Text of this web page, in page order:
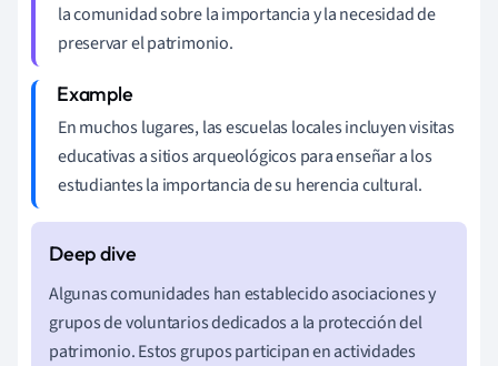
la comunidad sobre la importancia y la necesidad de
preservar el patrimonio.
En muchos lugares, las escuelas locales incluyen visitas
educativas a sitios arqueológicos para enseñar a los
estudiantes la importancia de su herencia cultural.
Algunas comunidades han establecido asociaciones y
grupos de voluntarios dedicados a la protección del
patrimonio. Estos grupos participan en actividades